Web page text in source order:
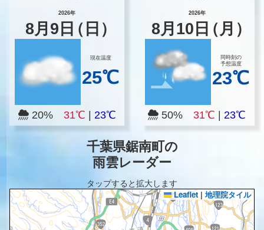
2026年
8月 9 日（日）
現在温度
25℃
20% 31℃ 23℃
2026年
8月 10 日（月）
同時刻の
予想温度
23℃
50%31℃ |23℃
千葉県鋸南町の
雨雲レーダー
タップすると拡大します
Leaflet | 地理院タイル